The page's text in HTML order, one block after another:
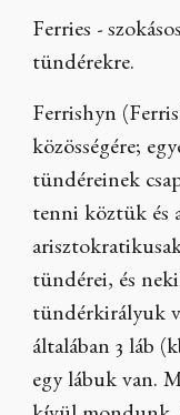
Ferries -
tündérekre.
Ferrishyn
közösségére;
tündéreinek
tenni köztük és
tündérei, és
tündérkirályuk
általában 3 láb
egy lábuk van.